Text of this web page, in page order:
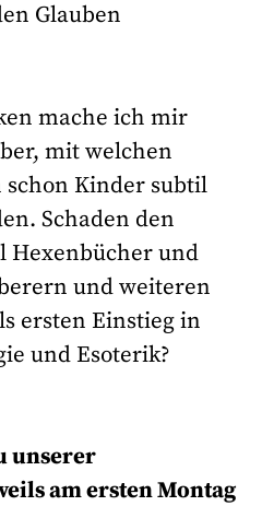
Glauben
mache ich mir
mit welchen
Kinder subtil
Schaden den
Hexenbücher und
und weiteren
ersten Einstieg in
und Esoterik?
unserer
am ersten Montag